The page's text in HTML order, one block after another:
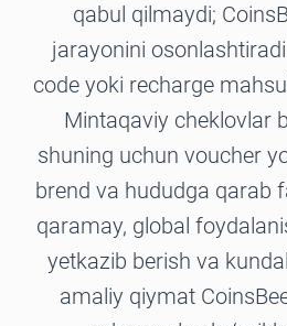
qabul qilmaydi;
jarayonini
code yoki recharge
Mintaqaviy cheklovlar
shuning uchun voucher
brend va hududga qarab
qaramay, global
yetkazib berish va
amaliy qiymat